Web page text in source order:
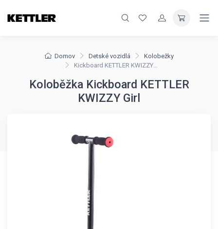
Domov Detské vozidlá
Kolobežky
Kickboard KETTLER KWIZZY Girl
Koloběžka Kickboard KETTLER
KWIZZY Girl